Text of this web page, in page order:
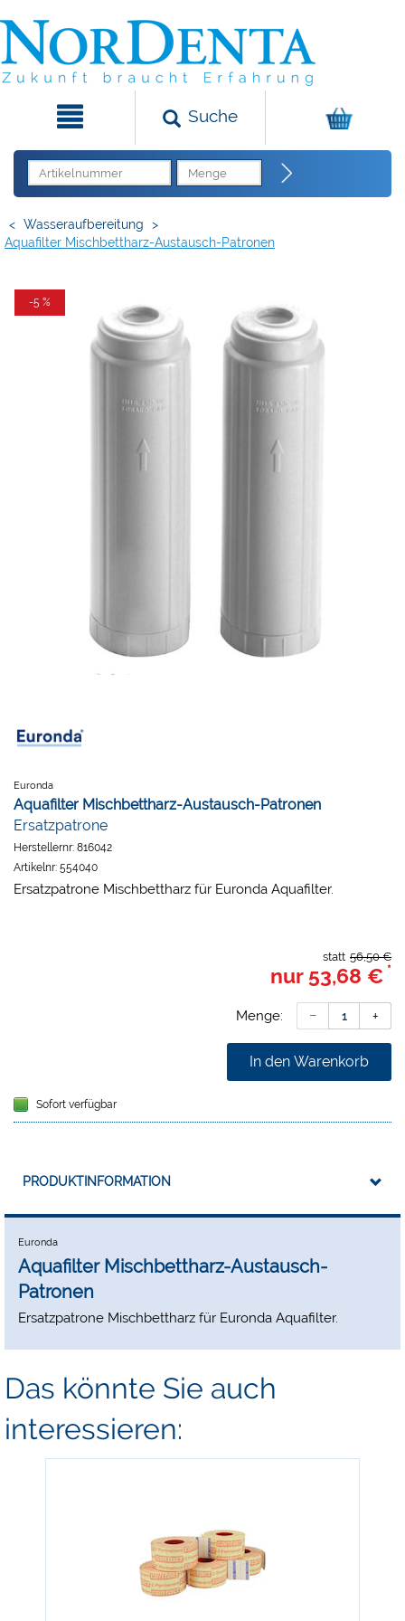
Suche
< Wasseraufbereitung
>
Aquafilter Mischbettharz-Austausch-Patronen
-5 %
Euronda
Aquafilter Mischbettharz-Austausch-Patronen
Ersatzpatrone
Herstellernr: 816042
Artikelnr: 554040
Ersatzpatrone Mischbettharz für Euronda Aquafilter.
56,50 €
statt
nur 53,68 € *
Menge:
In den Warenkorb
Sofort verfügbar
PRODUKTINFORMATION
Euronda
Aquafilter Mischbettharz-Austausch-
Patronen
Ersatzpatrone Mischbettharz für Euronda Aquafilter.
Das könnte Sie auch
interessieren: